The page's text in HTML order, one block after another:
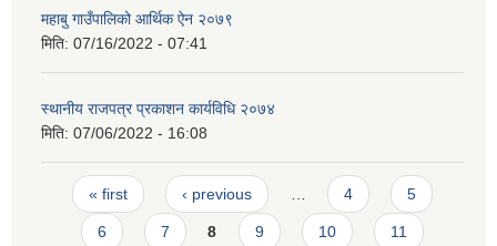
महाबु गाउँपालिको आर्थिक ऐन २०७९
मिति: 07/16/2022 - 07:41
स्थानीय राजपत्र प्रकाशन कार्यविधि २०७४
मिति: 07/06/2022 - 16:08
Pages
« first ‹ previous 4 5
6 7 8 9 10 11